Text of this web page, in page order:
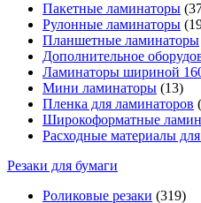
Пакетные ламинаторы
Рулонные ламинаторы
Планшетные ламинаторы
Дополнительное
Ламинаторы шириной
Мини ламинаторы (13)
Пленка для ламинаторов
Широкоформатные
Расходные материалы
Резаки для бумаги
Роликовые резаки (319)